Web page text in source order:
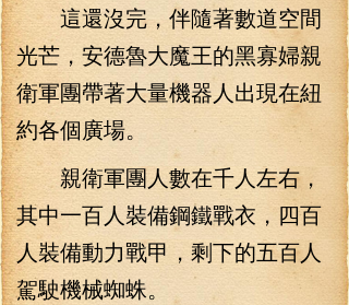
這還沒完，伴隨著數道空間
光芒，安德魯大魔王的黑寡婦親
衛軍團帶著大量機器人出現在紐
約各個廣場。
親衛軍團人數在千人左右，
其中一百人裝備鋼鐵戰衣，四百
人裝備動力戰甲，剩下的五百人
駕駛機械蜘蛛。